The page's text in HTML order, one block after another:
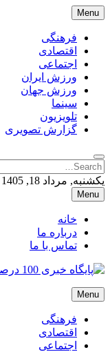
Skip
to
content
Menu
فرهنگی
اقتصادی
اجتماعی
ورزش ایران
ورزش جهان
سینما
تلویزیون
گزارش تصویری
Search
for:
Search
یکشنبه, مرداد 18, 1405
Menu
خانه
درباره ما
تماس با ما
پایگاه خبری 100 درصد نیوز
پایگاه خبری 100 درصد نیوز
Menu
فرهنگی
اقتصادی
اجتماعی